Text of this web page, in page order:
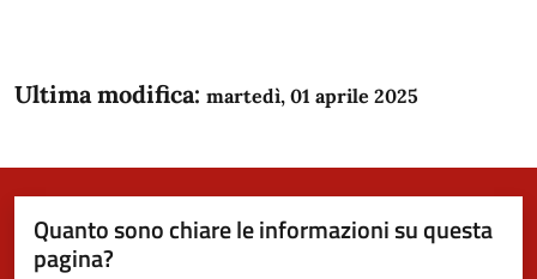
Ultima modifica: martedì, 01 aprile 2025
Quanto sono chiare le informazioni su questa
pagina?